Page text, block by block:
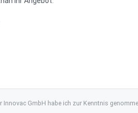
Innovac GmbH habe ich zur Kenntnis